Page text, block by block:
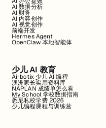
AI 数据分析
AI 财务
AI 内容创作
AI 视觉创作
前端开发
Hermes Agent
OpenClaw 本地智能体
少儿 AI 教育
Airbotix 少儿 AI 编程
澳洲家长实用资料库
NAPLAN 成绩单怎么看
My School 学校数据指南
悉尼私校学费 2026
少儿编程课程与训练营